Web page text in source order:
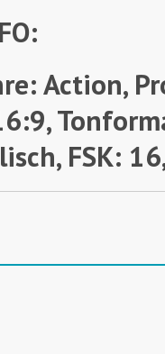
Action,
FSK: